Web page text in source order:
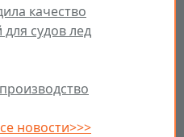
качество
судов лед
новости>>>